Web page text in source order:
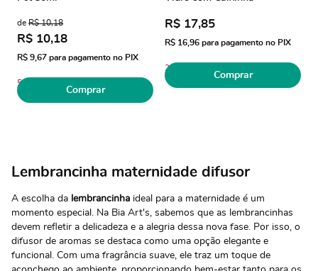
5
de R$ 10,18
R$ 10,18
R$ 9,67 para pagamento no PIX
Comprar
2
R$ 17,85
R$ 16,96 para pagamento no PIX
Comprar
Lembrancinha maternidade difusor
A escolha da lembrancinha ideal para a maternidade é um
momento especial. Na Bia Art's, sabemos que as lembrancinhas
devem refletir a delicadeza e a alegria dessa nova fase. Por isso, o
difusor de aromas se destaca como uma opção elegante e
funcional. Com uma fragrância suave, ele traz um toque de